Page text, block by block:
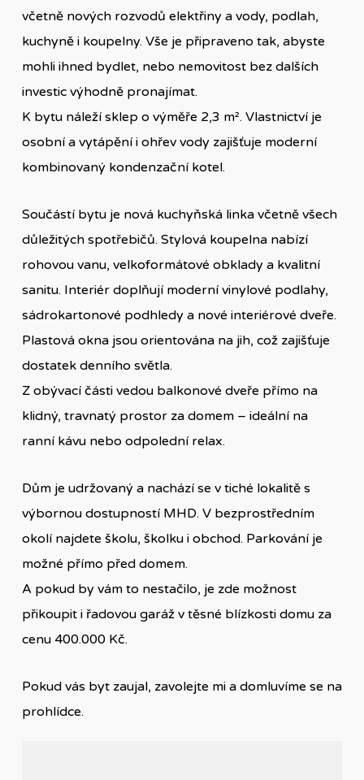
včetně nových rozvodů elektřiny a vody, podlah,
kuchyně i koupelny. Vše je připraveno tak, abyste
mohli ihned bydlet, nebo nemovitost bez dalších
investic výhodně pronajímat.
K bytu náleží sklep o výměře 2,3 m². Vlastnictví je
osobní a vytápění i ohřev vody zajišťuje moderní
kombinovaný kondenzační kotel.
Součástí bytu je nová kuchyňská linka včetně všech
důležitých spotřebičů. Stylová koupelna nabízí
rohovou vanu, velkoformátové obklady a kvalitní
sanitu. Interiér doplňují moderní vinylové podlahy,
sádrokartonové podhledy a nové interiérové dveře.
Plastová okna jsou orientována na jih, což zajišťuje
dostatek denního světla.
Z obývací části vedou balkonové dveře přímo na
klidný, travnatý prostor za domem – ideální na
ranní kávu nebo odpolední relax.
Dům je udržovaný a nachází se v tiché lokalitě s
výbornou dostupností MHD. V bezprostředním
okolí najdete školu, školku i obchod. Parkování je
možné přímo před domem.
A pokud by vám to nestačilo, je zde možnost
přikoupit i řadovou garáž v těsné blízkosti domu za
cenu 400.000 Kč.
Pokud vás byt zaujal, zavolejte mi a domluvíme se na
prohlídce.